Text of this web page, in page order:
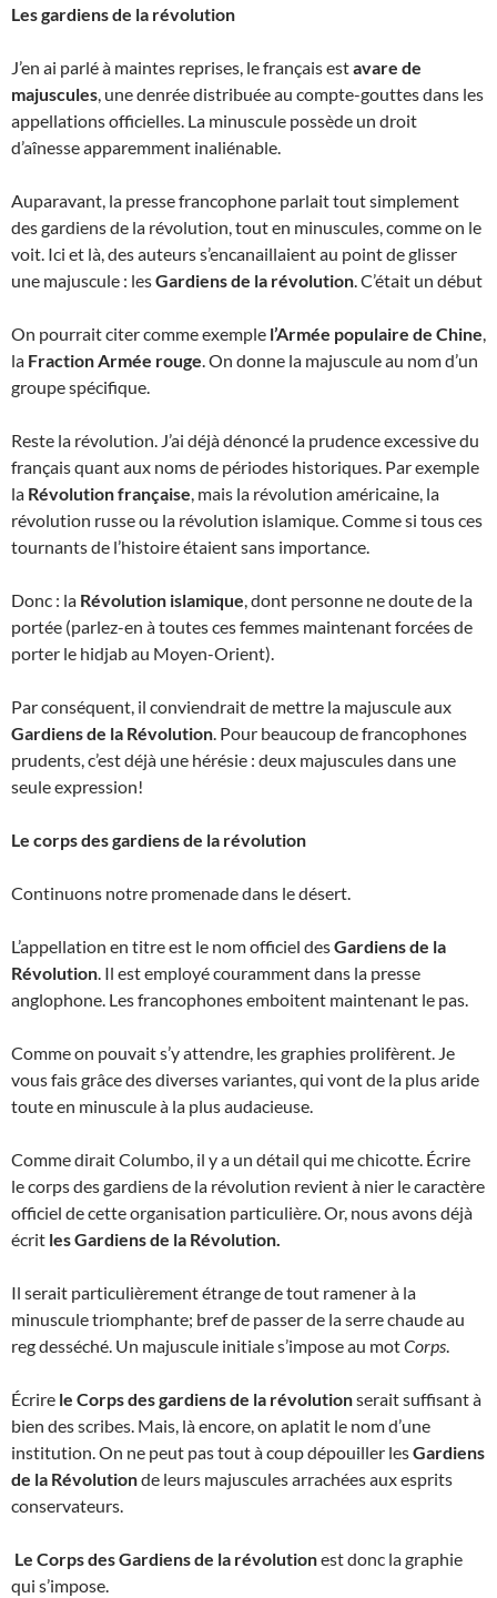
Les gardiens de la révolution
J’en ai parlé à maintes reprises, le français estavare de
majuscules, une denrée distribuée au compte-gouttes dans les
appellations officielles. La minuscule possède un droit
d’aînesse apparemment inaliénable.
Auparavant, la presse francophone parlait tout simplement
des gardiens de la révolution, tout en minuscules, comme on le
voit. Ici et là, des auteurs s’encanaillaient au point de glisser
une majuscule : lesGardiens de la révolution. C’était un début
On pourrait citer comme exemple l’Armée populaire de Chine,
la Fraction Armée rouge. On donne la majuscule au nom d’un
groupe spécifique.
Reste la révolution. J’ai déjà dénoncé la prudence excessive du
français quant aux noms de périodes historiques. Par exemple
la Révolution française, mais la révolution américaine, la
révolution russe ou la révolution islamique. Comme si tous ces
tournants de l’histoire étaient sans importance.
Donc : la Révolution islamique, dont personne ne doute de la
portée (parlez-en à toutes ces femmes maintenant forcées de
porter le hidjab au Moyen-Orient).
Par conséquent, il conviendrait de mettre la majuscule aux
Gardiens de la Révolution. Pour beaucoup de francophones
prudents, c’est déjà une hérésie : deux majuscules dans une
seule expression!
Le corps des gardiens de la révolution
Continuons notre promenade dans le désert.
L’appellation en titre est le nom officiel desGardiens de la
Révolution. Il est employé couramment dans la presse
anglophone. Les francophones emboitent maintenant le pas.
Comme on pouvait s’y attendre, les graphies prolifèrent. Je
vous fais grâce des diverses variantes, qui vont de la plus aride
toute en minuscule à la plus audacieuse.
Comme dirait Columbo, il y a un détail qui me chicotte. Écrire
le corps des gardiens de la révolution revient à nier le caractère
officiel de cette organisation particulière. Or, nous avons déjà
écrit les Gardiens de la Révolution.
Il serait particulièrement étrange de tout ramener à la
minuscule triomphante; bref de passer de la serre chaude au
reg desséché. Un majuscule initiale s’impose au motCorps.
Écrire le Corps des gardiens de la révolutionserait suffisant à
bien des scribes. Mais, là encore, on aplatit le nom d’une
institution. On ne peut pas tout à coup dépouiller lesGardiens
de la Révolutionde leurs majuscules arrachées aux esprits
conservateurs.
Le Corps des Gardiens de la révolutionest donc la graphie
qui s’impose.